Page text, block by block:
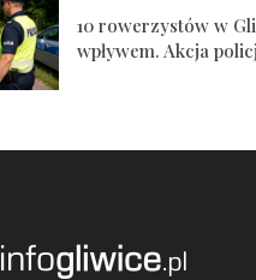
10 rowerzystów w
wpływem. Akcja